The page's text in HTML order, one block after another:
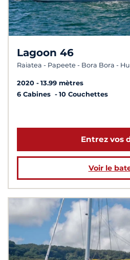
Lagoon 46
Raiatea - Papeete - Bora Bora -
2020
13.99 mètres
6 Cabines
10 Couchettes
Entrez vos
Voir le